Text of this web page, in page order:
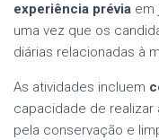
experiência prévia em
uma vez que os
diárias relacionadas à
As atividades incluem
capacidade de
pela conservação e